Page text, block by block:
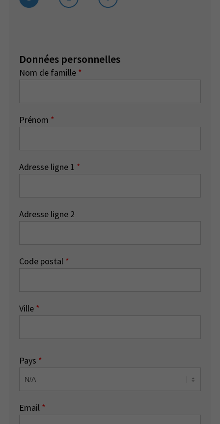
Données personnelles
Nom de famille *
Prénom *
Adresse ligne 1 *
Adresse ligne 2
Code postal *
Ville *
Pays *
Email *